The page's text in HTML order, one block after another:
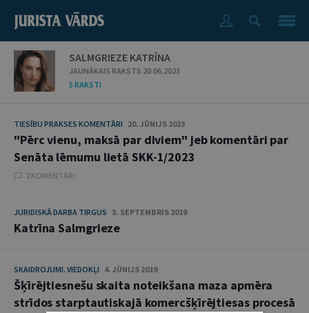
SALMGRIEZE KATRĪNA
JAUNĀKAIS RAKSTS 20.06.2023
5 RAKSTI
TIESĪBU PRAKSES KOMENTĀRI 20. JŪNIJS 2023
"Pērc vienu, maksā par diviem" jeb komentāri par
Senāta lēmumu lietā SKK-1/2023
2 KOMENTĀRI
JURIDISKĀ DARBA TIRGUS 3. SEPTEMBRIS 2019
Katrīna Salmgrieze
SKAIDROJUMI. VIEDOKĻI 4. JŪNIJS 2019
Šķīrējtiesnešu skaita noteikšana maza apmēra
strīdos starptautiskajā komercšķīrējtiesas procesā